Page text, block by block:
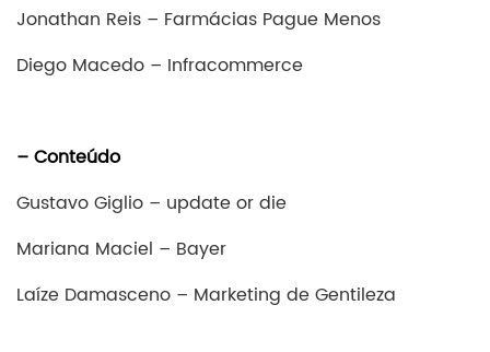
Jonathan Reis – Farmácias Pague Menos
Diego Macedo – Infracommerce
– Conteúdo
Gustavo Giglio – update or die
Mariana Maciel – Bayer
Laíze Damasceno – Marketing de Gentileza